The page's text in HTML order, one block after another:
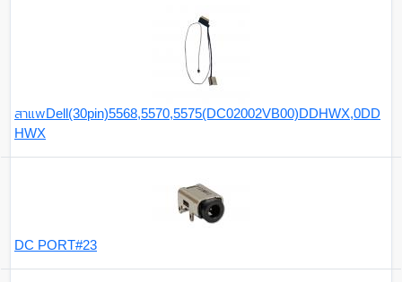
สาแพDell(30pin)5568,5570,5575(DC02002VB00)DDHWX,0DD
HWX
DC PORT#23